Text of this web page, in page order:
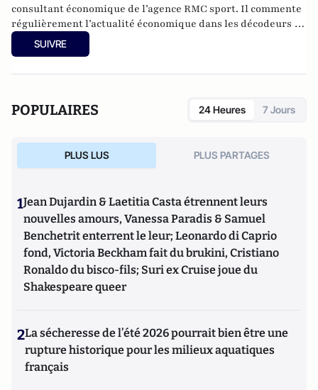
consultant économique de l’agence RMC sport. Il commente
régulièrement l’actualité économique dans les décodeurs de
l’éco sur BFM Business.
SUIVRE
POPULAIRES 24 Heures 7 Jours
PLUS LUS PLUS PARTAGES
1Jean Dujardin & Laetitia Casta étrennent leurs
nouvelles amours, Vanessa Paradis & Samuel
Benchetrit enterrent le leur; Leonardo di Caprio
fond, Victoria Beckham fait du brukini, Cristiano
Ronaldo du bisco-fils; Suri ex Cruise joue du
Shakespeare queer
2La sécheresse de l’été 2026 pourrait bien être une
rupture historique pour les milieux aquatiques
français